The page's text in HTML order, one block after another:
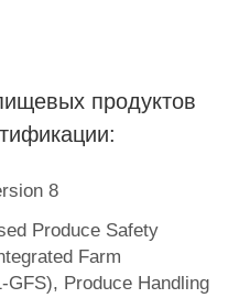
продуктов
8
Produce Safety
Farm
Produce Handling